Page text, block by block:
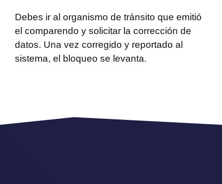
Debes ir al organismo de tránsito que emitió
el comparendo y solicitar la corrección de
datos. Una vez corregido y reportado al
sistema, el bloqueo se levanta.